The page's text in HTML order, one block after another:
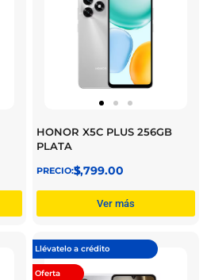
HONOR X5C PLUS 256GB
PLATA
$
3,799.00
Ver más
Llévatelo a crédito
Oferta